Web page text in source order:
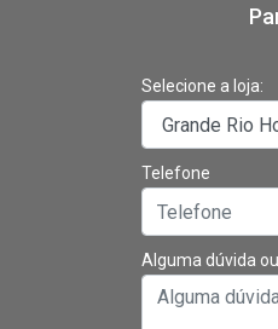
Selecione a loja:
Telefone
Alguma dúvida